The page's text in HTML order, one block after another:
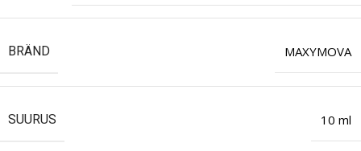
BRÄND MAXYMOVA
SUURUS 10 ml